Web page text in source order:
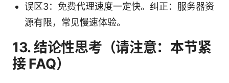
误区3：免费代理速度一定快。纠正：服务器资
源有限，常见慢速体验。
13. 结论性思考（请注意：本节紧
接 FAQ）